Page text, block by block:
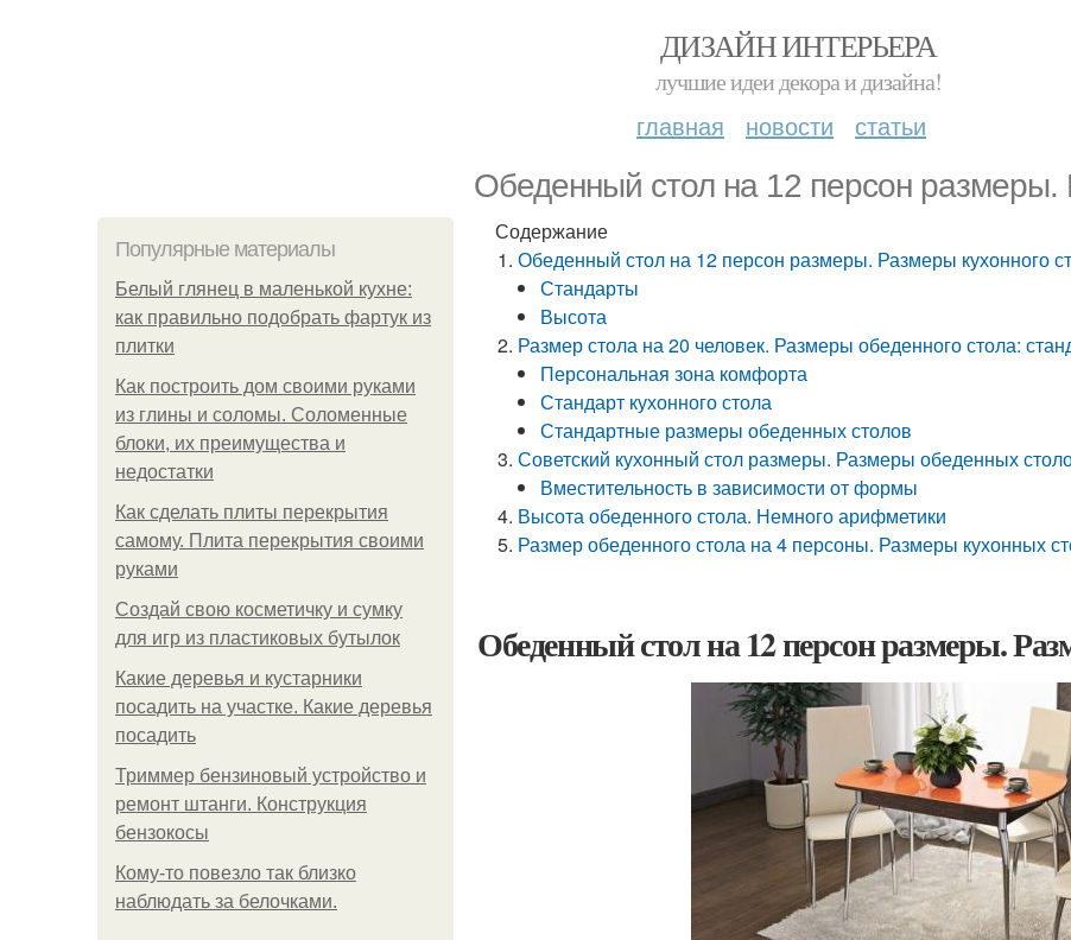
ДИЗАЙН ИНТЕРЬЕРА
лучшие идеи декора и дизайна!
главная новости статьи
Обеденный стол на 12 персон размеры.
Популярные материалы
Белый глянец в маленькой кухне:
как правильно подобрать фартук из
плитки
Как построить дом своими руками
из глины и соломы. Соломенные
блоки, их преимущества и
недостатки
Как сделать плиты перекрытия
самому. Плита перекрытия своими
руками
Создай свою косметичку и сумку
для игр из пластиковых бутылок
Какие деревья и кустарники
посадить на участке. Какие деревья
посадить
Триммер бензиновый устройство и
ремонт штанги. Конструкция
бензокосы
Кому-то повезло так близко
наблюдать за белочками.
Содержание
Обеденный стол на 12 персон размеры. Размеры кухонного
Стандарты
Высота
Размер стола на 20 человек. Размеры обеденного стола:
Персональная зона комфорта
Стандарт кухонного стола
Стандартные размеры обеденных столов
Советский кухонный стол размеры. Размеры обеденных
Вместительность в зависимости от формы
Высота обеденного стола. Немного арифметики
Размер обеденного стола на 4 персоны. Размеры кухонных
Обеденный стол на 12 персон размеры.